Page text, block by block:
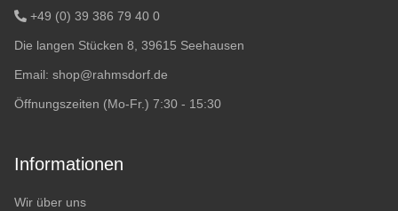
+49 (0) 39 386 79 40 0
Die langen Stücken 8, 39615 Seehausen
Email: shop@rahmsdorf.de
Öffnungszeiten (Mo-Fr.) 7:30 - 15:30
Informationen
Wir über uns